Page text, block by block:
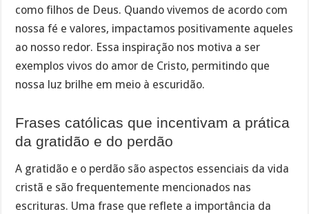
como filhos de Deus. Quando vivemos de acordo com
nossa fé e valores, impactamos positivamente aqueles
ao nosso redor. Essa inspiração nos motiva a ser
exemplos vivos do amor de Cristo, permitindo que
nossa luz brilhe em meio à escuridão.
Frases católicas que incentivam a prática
da gratidão e do perdão
A gratidão e o perdão são aspectos essenciais da vida
cristã e são frequentemente mencionados nas
escrituras. Uma frase que reflete a importância da